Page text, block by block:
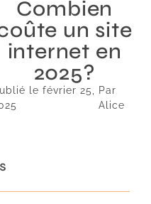
Combien
un site
internet en
2025?
le février 25,
Par
Alice